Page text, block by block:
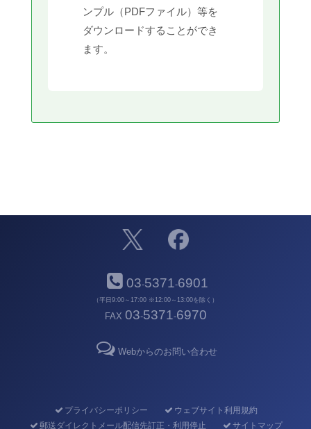
ンプル（PDFファイル）等を
ダウンロードすることができ
ます。
03-5371-6901
（平日9:00～17:00 ※12:00～13:00を除く）
FAX 03-5371-6970
Webからのお問い合わせ
プライバシーポリシー
ウェブサイト利用規約
郵送ダイレクトメール配信先訂正・利用停止
サイトマップ